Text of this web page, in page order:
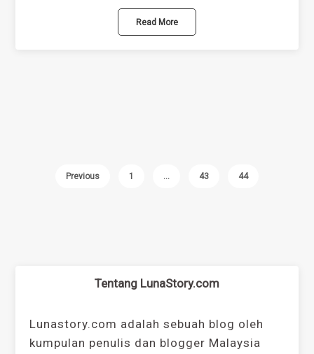
Read More
Previous 1 … 43 44
Tentang LunaStory.com
Lunastory.com adalah sebuah blog oleh
kumpulan penulis dan blogger Malaysia